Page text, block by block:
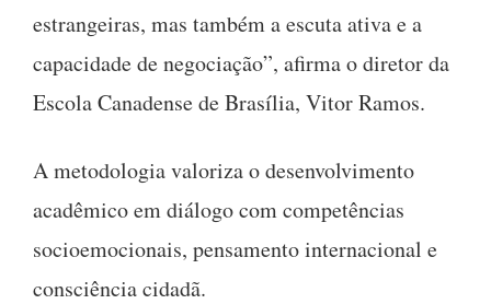
estrangeiras, mas também a escuta ativa e a
capacidade de negociação”, afirma o diretor da
Escola Canadense de Brasília, Vitor Ramos.
A metodologia valoriza o desenvolvimento
acadêmico em diálogo com competências
socioemocionais, pensamento internacional e
consciência cidadã.